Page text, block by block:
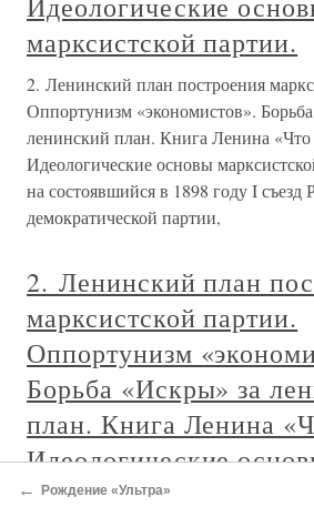
марксистской партии.
2. Ленинский план построения
Оппортунизм «экономистов».
ленинский план. Книга Ленина «Что
Идеологические основы
на состоявшийся в 1898 году I съезд
демократической партии,
2. Ленинский план
марксистской партии.
Оппортунизм
Борьба «Искры» за
план. Книга Ленина
Идеологические
марксистской партии.
← Рождение «Ультра»